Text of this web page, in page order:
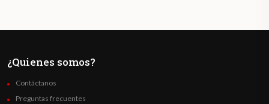
¿Quienes somos?
Contáctanos
Preguntas frecuentes